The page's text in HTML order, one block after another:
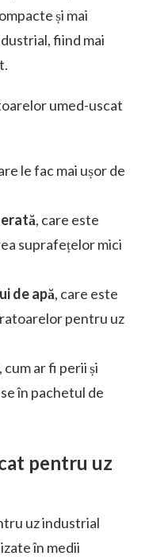
și mai
fiind mai
umed-uscat
le fac mai ușor de
, care este
suprafețelor mici
de apă, care este
pentru uz
, cum ar fi perii și
în pachetul de
pentru uz
uz industrial
în medii